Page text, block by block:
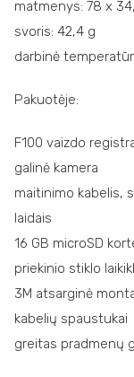
matmenys: 78 x
svoris: 42,4 g
darbinė
Pakuotėje:
F100 vaizdo
galinė kamera
maitinimo kabelis,
laidais
16 GB microSD
priekinio stiklo
3M atsarginė
kabelių spaustukai
greitas pradmenų